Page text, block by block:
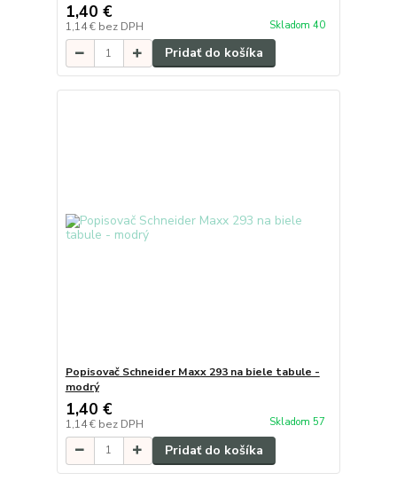
1,40 €
1,14 € bez DPH Skladom 40
Pridať do košíka
Popisovač Schneider Maxx 293 na biele tabule -
modrý
1,40 €
1,14 € bez DPH Skladom 57
Pridať do košíka